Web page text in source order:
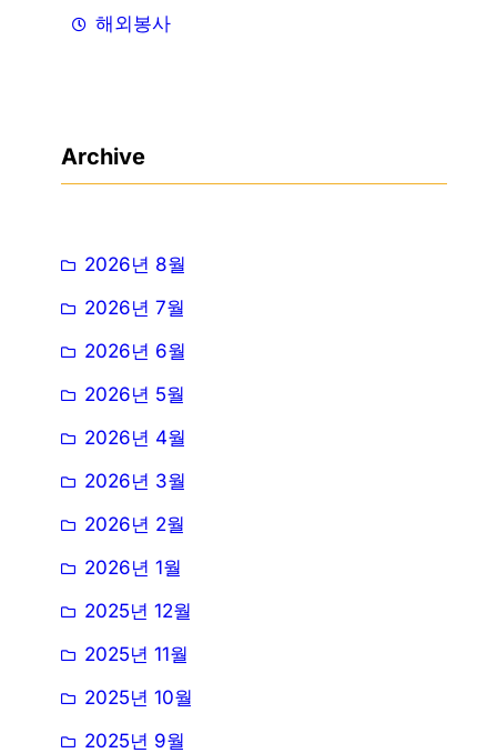
해외봉사
Archive
2026년 8월
2026년 7월
2026년 6월
2026년 5월
2026년 4월
2026년 3월
2026년 2월
2026년 1월
2025년 12월
2025년 11월
2025년 10월
2025년 9월